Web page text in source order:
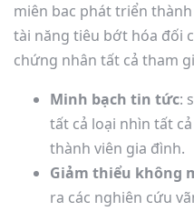
miên bac phát triển
tài năng tiêu bớt hóa đối
chứng nhân tất cả tham
Minh bạch tin tức:
tất cả loại nhìn tất
thành viên gia đình.
Giảm thiểu không
ra các nghiên cứu